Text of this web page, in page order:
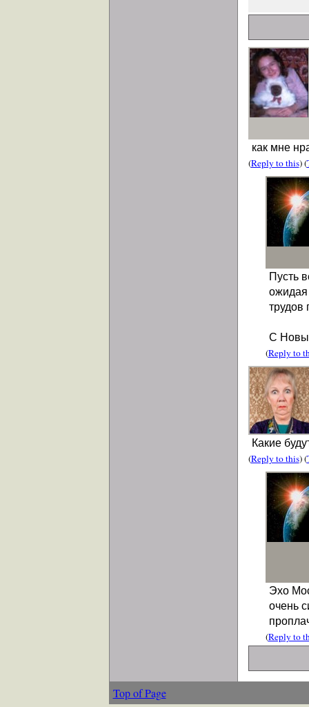
как мне
(Reply to this) (
Пусть
ожидая
трудов
С
(Reply to
Какие
(Reply to this) (
Эхо
очень
(Reply to
Top of Page